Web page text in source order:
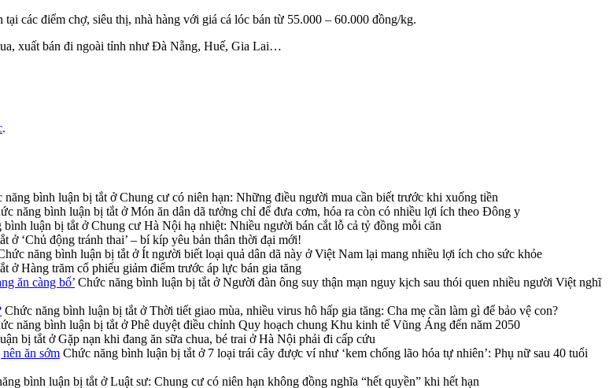
các điểm chợ, siêu thị, nhà hàng với giá cá lóc bán từ 55.000 – 60.000 đồng/kg.
xuất bán đi ngoài tỉnh như Đà Nẵng, Huế, Gia Lai…
.
năng bình luận bị tắt ở Chung cư có niên hạn: Những điều người mua cần biết trước khi xuống tiền
năng bình luận bị tắt ở Món ăn dân dã tưởng chỉ để đưa cơm, hóa ra còn có nhiều lợi ích theo Đông y
bình luận bị tắt ở Chung cư Hà Nội hạ nhiệt: Nhiều người bán cắt lỗ cả tỷ đồng mỗi căn
ở ‘Chủ động tránh thai’ – bí kíp yêu bản thân thời đại mới!
năng bình luận bị tắt ở Ít người biết loại quả dân dã này ở Việt Nam lại mang nhiều lợi ích cho sức khỏe
ở Hàng trăm cổ phiếu giảm điểm trước áp lực bán gia tăng
ăn càng bổ’ Chức năng bình luận bị tắt ở Người đàn ông suy thận mạn nguy kịch sau thói quen nhiều người Việt nghĩ
Chức năng bình luận bị tắt ở Thời tiết giao mùa, nhiều virus hô hấp gia tăng: Cha mẹ cần làm gì để bảo vệ con?
năng bình luận bị tắt ở Phê duyệt điều chỉnh Quy hoạch chung Khu kinh tế Vũng Áng đến năm 2050
bị tắt ở Gặp nạn khi đang ăn sữa chua, bé trai ở Hà Nội phải đi cấp cứu
ăn sớm Chức năng bình luận bị tắt ở 7 loại trái cây được ví như ‘kem chống lão hóa tự nhiên’: Phụ nữ sau 40 tuổi
bình luận bị tắt ở Luật sư: Chung cư có niên hạn không đồng nghĩa “hết quyền” khi hết hạn